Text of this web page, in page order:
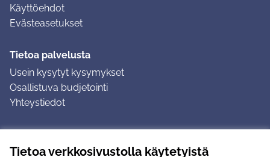
Tietoa verkkosivustolla käytetyistä
Käyttöehdot
Evästeasetukset
Tietoa palvelusta
Usein kysytyt kysymykset
Osallistuva budjetointi
Yhteystiedot